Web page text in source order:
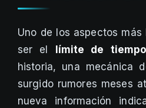
Uno de los aspectos
ser el
límite de tiempo
historia, una mecánica
surgido rumores meses
nueva información